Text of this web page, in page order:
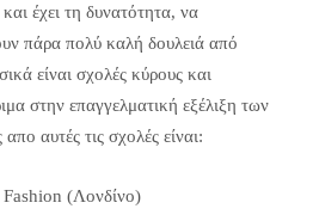
και έχει τη δυνατότητα, να
πάρα πολύ καλή δουλειά από
είναι σχολές κύρους και
στην επαγγελματική εξέλιξη των
αυτές τις σχολές είναι:
(Λονδίνο)